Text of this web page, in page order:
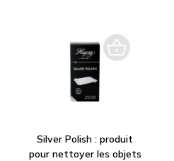
Silver Polish : produit
pour nettoyer les objets